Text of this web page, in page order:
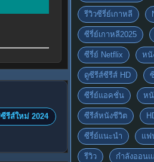
รีส์ใหม่ 2024
รีวิวซีรี่ย์เกาหลี
ซีรี่ย์เกาหลี2025
ซีรี่ย์ Netflix หนั
ดูซีรีส์ซีรีส์ HD
ซีรี่ย์แอคชั่น ห
ซีรีส์หนังชีวิต
ซีรี่ย์แนะนำ แฟ
รีวิว กำลังออน